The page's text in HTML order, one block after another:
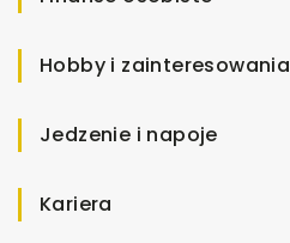
Hobby i zainteresowania
Jedzenie i napoje
Kariera